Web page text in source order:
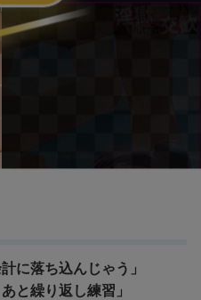
に落ち込んじゃう」
と繰り返し練習」